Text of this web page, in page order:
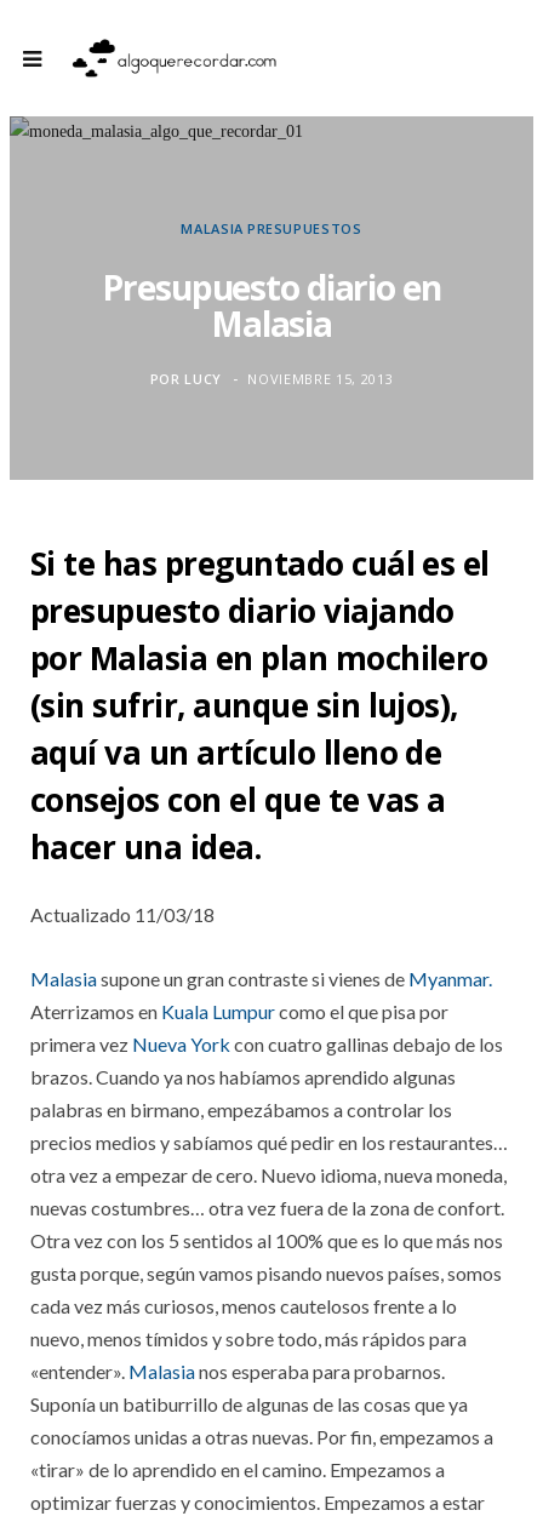
MALASIA PRESUPUESTOS
Presupuesto diario en
Malasia
POR LUCY NOVIEMBRE 15, 2013
Si te has preguntado cuál es el
presupuesto diario viajando
por Malasia en plan mochilero
(sin sufrir, aunque sin lujos),
aquí va un artículo lleno de
consejos con el que te vas a
hacer una idea.
Actualizado 11/03/18
Malasiasupone un gran contraste si vienes de Myanmar.
Aterrizamos en Kuala Lumpurcomo el que pisa por
primera vez Nueva York con cuatro gallinas debajo de los
brazos. Cuando ya nos habíamos aprendido algunas
palabras en birmano, empezábamos a controlar los
precios medios y sabíamos qué pedir en los restaurantes…
otra vez a empezar de cero. Nuevo idioma, nueva moneda,
nuevas costumbres… otra vez fuera de la zona de confort.
Otra vez con los 5 sentidos al 100% que es lo que más nos
gusta porque, según vamos pisando nuevos países, somos
cada vez más curiosos, menos cautelosos frente a lo
nuevo, menos tímidos y sobre todo, más rápidos para
«entender». Malasianos esperaba para probarnos.
Suponía un batiburrillo de algunas de las cosas que ya
conocíamos unidas a otras nuevas. Por fin, empezamos a
«tirar» de lo aprendido en el camino. Empezamos a
optimizar fuerzas y conocimientos. Empezamos a estar